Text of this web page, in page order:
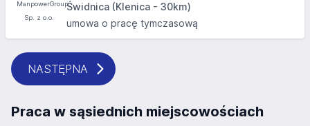
Świdnica (Klenica - 30km)
umowa o pracę tymczasową
NASTĘPNA
Praca w sąsiednich miejscowościach